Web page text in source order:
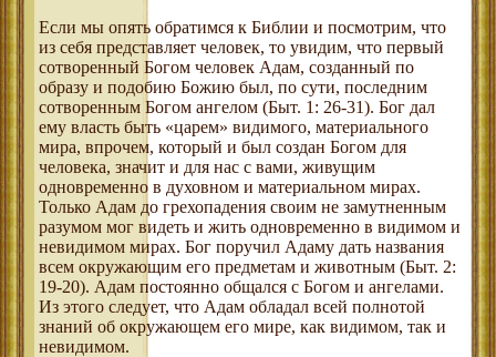
Если мы опять обратимся к Библии и посмотрим, что
из себя представляет человек, то увидим, что первый
сотворенный Богом человек Адам, созданный по
образу и подобию Божию был, по сути, последним
сотворенным Богом ангелом (Быт. 1: 26-31). Бог дал
ему власть быть «царем» видимого, материального
мира, впрочем, который и был создан Богом для
человека, значит и для нас с вами, живущим
одновременно в духовном и материальном мирах.
Только Адам до грехопадения своим не замутненным
разумом мог видеть и жить одновременно в видимом и
невидимом мирах. Бог поручил Адаму дать названия
всем окружающим его предметам и животным (Быт. 2:
19-20). Адам постоянно общался с Богом и ангелами.
Из этого следует, что Адам обладал всей полнотой
знаний об окружающем его мире, как видимом, так и
невидимом.